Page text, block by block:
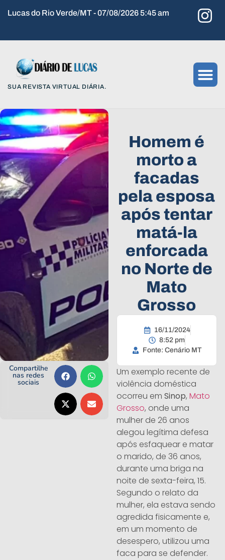
Lucas do Rio Verde/MT - 07/08/2026 5:45 am
SUA REVISTA VIRTUAL DIÁRIA.
Compartilhe
nas redes
sociais
Homem é
morto a
facadas
pela esposa
após tentar
matá-la
enforcada
no Norte de
Mato
Grosso
16/11/2024
8:52 pm
Fonte: Cenário MT
Um exemplo recente de
violência doméstica
ocorreu em Sinop, Mato
Grosso, onde uma
mulher de 26 anos
alegou legítima defesa
após esfaquear e matar
o marido, de 36 anos,
durante uma briga na
noite de sexta-feira, 15.
Segundo o relato da
mulher, ela estava sendo
agredida fisicamente e,
em um momento de
desespero, utilizou uma
faca para se defender.